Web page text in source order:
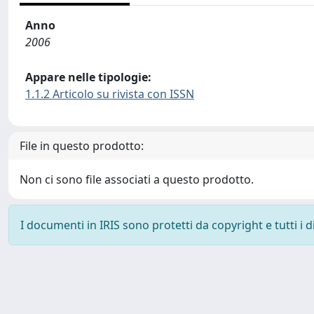
Anno
2006
Appare nelle tipologie:
1.1.2 Articolo su rivista con ISSN
File in questo prodotto:
Non ci sono file associati a questo prodotto.
I documenti in IRIS sono protetti da copyright e tutti i